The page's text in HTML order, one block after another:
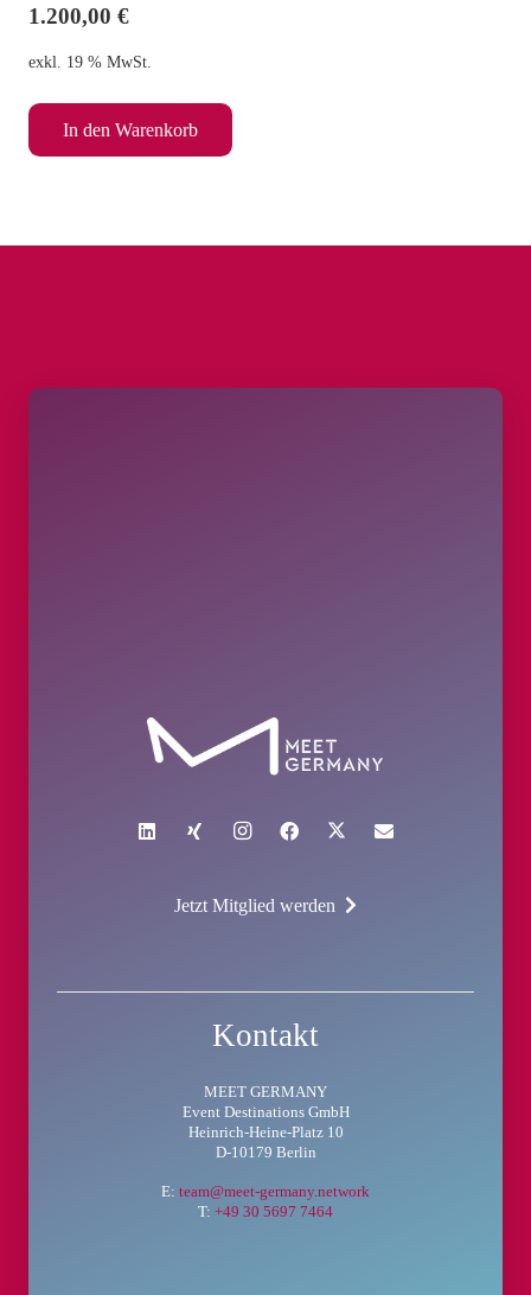
1.200,00 €
exkl. 19 % MwSt.
In den Warenkorb
Jetzt Mitglied werden
Kontakt
MEET GERMANY
Event Destinations GmbH
Heinrich-Heine-Platz 10
D-10179 Berlin
E: team@meet-germany.network
T: +49 30 5697 7464